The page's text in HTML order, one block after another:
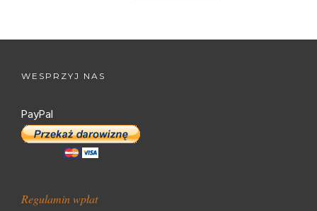
WESPRZYJ NAS
PayPal
Regulamin wpłat